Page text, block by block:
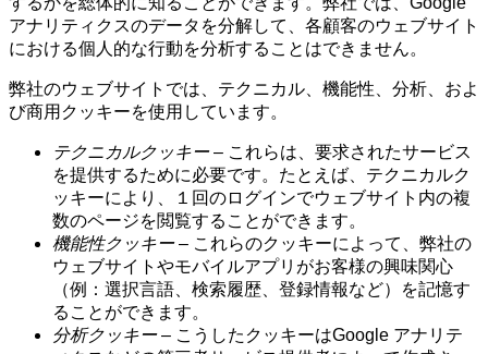
アナリティクスのデータを分解して、各顧客のウェブサイト
における個人的な行動を分析することはできません。
弊社のウェブサイトでは、テクニカル、機能性、分析、およ
び商用クッキーを使用しています。
テクニカルクッキー– これらは、要求されたサービス
を提供するために必要です。たとえば、テクニカルク
ッキーにより、１回のログインでウェブサイト内の複
数のページを閲覧することができます。
機能性クッキー– これらのクッキーによって、弊社の
ウェブサイトやモバイルアプリがお客様の興味関心
（例：選択言語、検索履歴、登録情報など）を記憶す
ることができます。
分析クッキー– こうしたクッキーはGoogle アナリテ